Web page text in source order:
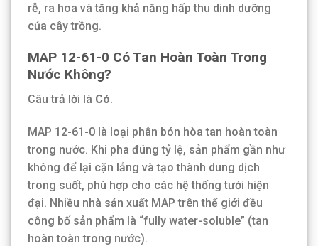
rễ, ra hoa và tăng khả năng hấp thu dinh dưỡng
của cây trồng.
MAP 12-61-0 Có Tan Hoàn Toàn Trong
Nước Không?
Câu trả lời là Có.
MAP 12-61-0 là loại phân bón hòa tan hoàn toàn
trong nước. Khi pha đúng tỷ lệ, sản phẩm gần như
không để lại cặn lắng và tạo thành dung dịch
trong suốt, phù hợp cho các hệ thống tưới hiện
đại. Nhiều nhà sản xuất MAP trên thế giới đều
công bố sản phẩm là “fully water-soluble” (tan
hoàn toàn trong nước).